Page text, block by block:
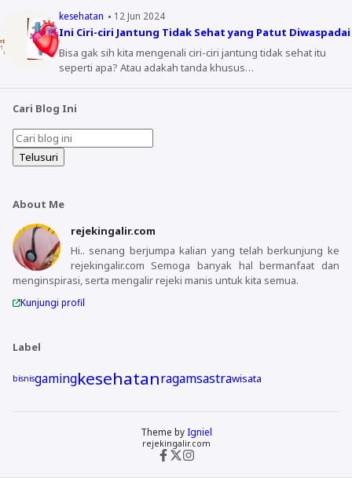
kesehatan 12 Jun 2024
Ini Ciri-ciri Jantung Tidak Sehat yang Patut Diwaspadai
Bisa gak sih kita mengenali ciri-ciri jantung tidak sehat itu
seperti apa? Atau adakah tanda khusus…
Cari Blog Ini
About Me
rejekingalir.com
Hi.. senang berjumpa kalian yang telah berkunjung ke
rejekingalir.com Semoga banyak hal bermanfaat dan
menginspirasi, serta mengalir rejeki manis untuk kita semua.
Kunjungi profil
Label
bisnisgamingkesehatanragamsastrawisata
Theme by Igniel
rejekingalir.com